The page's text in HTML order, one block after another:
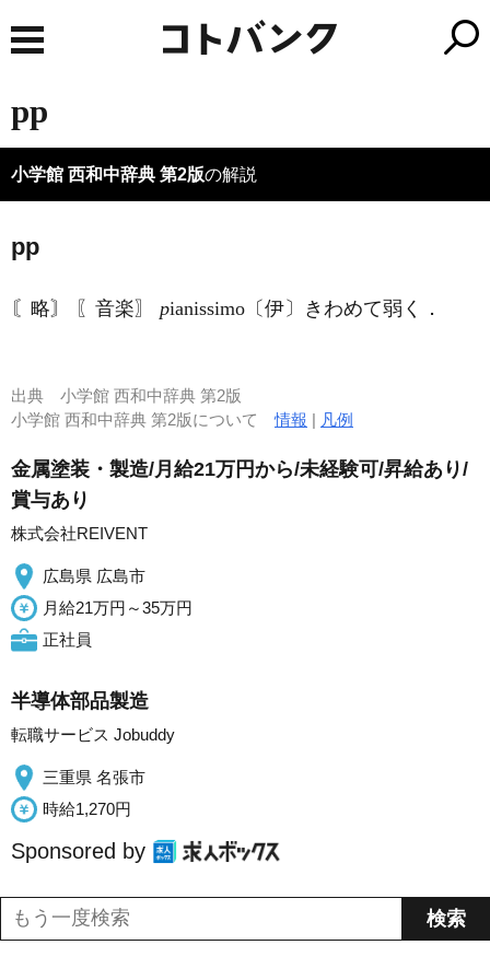
pp
小学館 西和中辞典 第2版の解説
pp
〘略〙 〖音楽〗 pianissimo〔伊〕きわめて弱く．
出典 小学館 西和中辞典 第2版
小学館 西和中辞典 第2版について情報 | 凡例
金属塗装・製造/月給21万円から/未経験可/昇給あり/
賞与あり
株式会社REIVENT
広島県 広島市
月給21万円～35万円
正社員
半導体部品製造
転職サービス Jobuddy
三重県 名張市
時給1,270円
Sponsored by